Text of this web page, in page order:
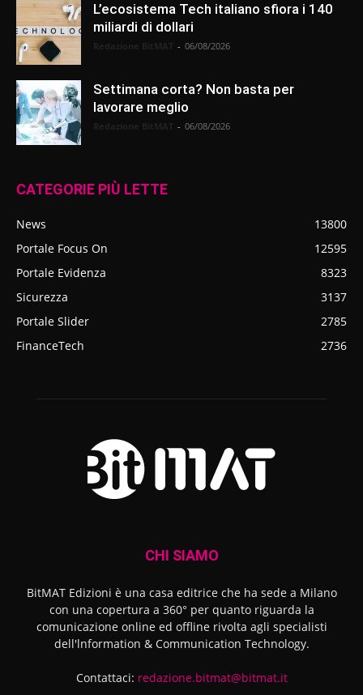
L’ecosistema Tech italiano sfiora i 140
miliardi di dollari
- 06/08/2026
Settimana corta? Non basta per
lavorare meglio
- 06/08/2026
CATEGORIE PIÙ LETTE
News
13800
Portale Focus On
12595
Portale Evidenza
8323
Sicurezza
3137
Portale Slider
2785
FinanceTech
2736
CHI SIAMO
BitMAT Edizioni è una casa editrice che ha sede a Milano
con una copertura a 360° per quanto riguarda la
comunicazione online ed offline rivolta agli specialisti
dell'lnformation & Communication Technology.
Contattaci: redazione.bitmat@bitmat.it